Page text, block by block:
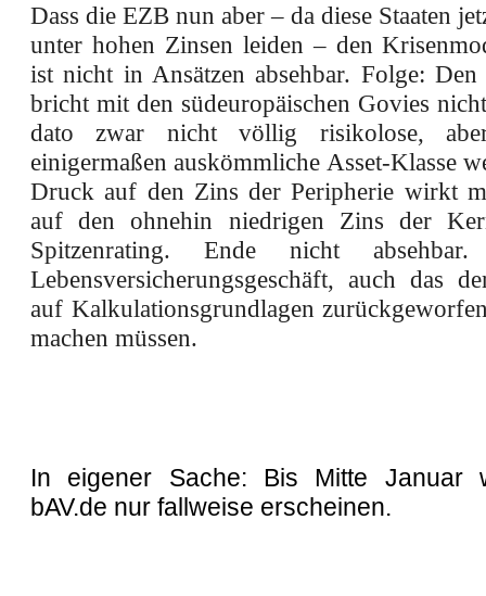
Dass die EZB nun aber – da diese Staaten
unter hohen Zinsen leiden – den
ist nicht in Ansätzen absehbar. Folge: Den
bricht mit den südeuropäischen Govies
dato zwar nicht völlig risikolose,
einigermaßen auskömmliche Asset-Klasse
Druck auf den Zins der Peripherie wirkt
auf den ohnehin niedrigen Zins der
Spitzenrating. Ende nicht
Lebensversicherungsgeschäft, auch das
auf Kalkulationsgrundlagen
machen müssen.
In eigener Sache: Bis Mitte Januar
bAV.de nur fallweise erscheinen.